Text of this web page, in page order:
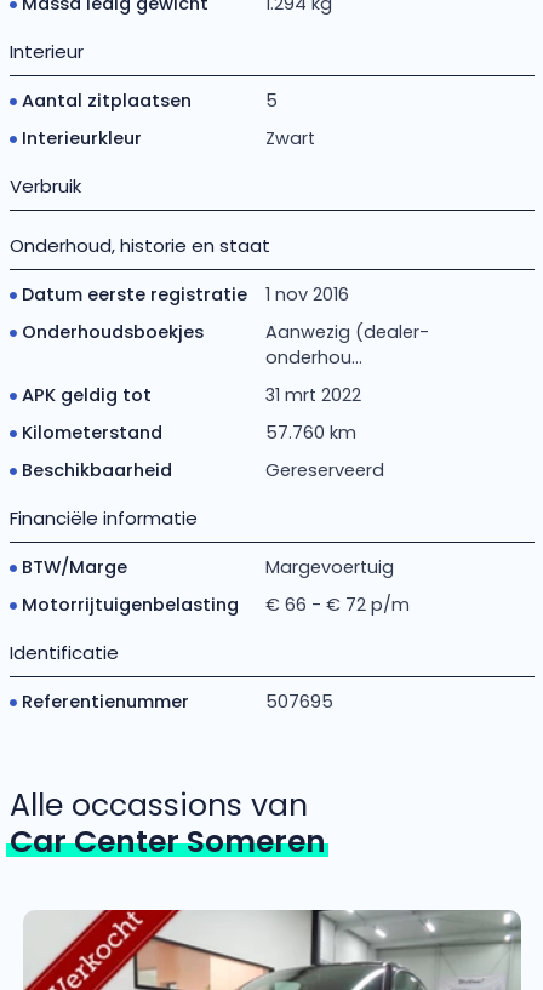
Interieur
Aantal zitplaatsen
5
Interieurkleur
Zwart
Verbruik
Onderhoud, historie en staat
Datum eerste registratie
1 nov 2016
Onderhoudsboekjes
Aanwezig (dealer-
onderhou...
APK geldig tot
31 mrt 2022
Kilometerstand
57.760 km
Beschikbaarheid
Gereserveerd
Financiële informatie
BTW/Marge
Margevoertuig
Motorrijtuigenbelasting
€ 66 - € 72 p/m
Identificatie
Referentienummer 507695
Alle occassions van
Car Center Someren